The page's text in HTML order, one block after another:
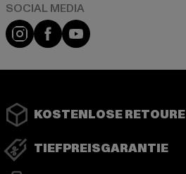
Instagram
FacebookYouTube
KOSTENLOSE RETOURE
TIEFPREISGARANTIE